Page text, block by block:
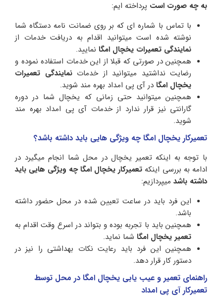
به چه صورت است پرداخته ایم:
با تماس با شماره ای که بر روی ضمانت نامه دستگاه شما
نوشته شده است میتوانید اقدام به دریافت خدمات از
نمایندگی تعمیرات یخچال امگا نمایید.
همچنین در صورتی که قبلا از این خدمات استفاده نموده و
رضایت نداشتید میتوانید از خدماتنمایندگی تعمیرات
یخچال امگا در آی پی امداد بهره مند شوید.
همچنین میتوانید حتی زمانی که یخچال شما در دوره
گارانتی نیز قرار ندارد از خدمات آی پی امداد بهره مند
شوید.
تعمیرکار یخچال امگا چه ویژگی هایی باید داشته باشد؟
با توجه به اینکه تعمیر یخچال در محل شما انجام میگیرد در
ادامه به بررسی اینکه تعمیرکار یخچال امگا چه ویژگی هایی باید
داشته باشد میپردازیم:
این فرد باید در ساعت تعیین شده در محل حضور داشته
باشد.
همچنین باید با تجربه بوده و بتواند در اسرع وقت اقدام به
تعمیر یخچال امگا شما نماید.
همچنین این فرد باید رعایت نکات بهداشتی را نیز در
دستور کار قرار دهد.
راهنمای تعمیر و عیب یابی یخچال امگا در محل توسط
تعمیرکار آی پی امداد